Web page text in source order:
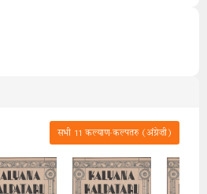
सभी 11 कल्याण-कल्पतरु (अंग्रेज़ी)